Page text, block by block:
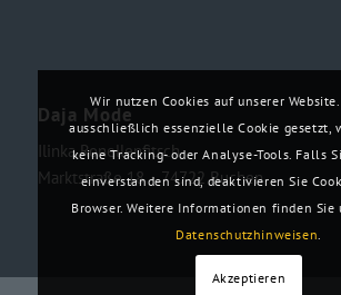
Daja Mode
Ilinka Ronellenfitsch
Marktstraße 18・74722 Buchen
Wir nutzen Cookies auf unserer
ausschließlich essenzielle Cookie gesetzt,
keine Tracking- oder Analyse-Tools. Falls
einverstanden sind, deaktivieren Sie
Browser. Weitere Informationen finden Sie
Datenschutzhinweisen.
Akzeptieren